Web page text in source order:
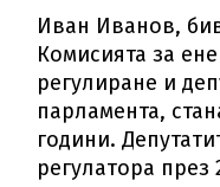
Иван Иванов,
Комисията за
регулиране и
парламента,
години.
регулатора през